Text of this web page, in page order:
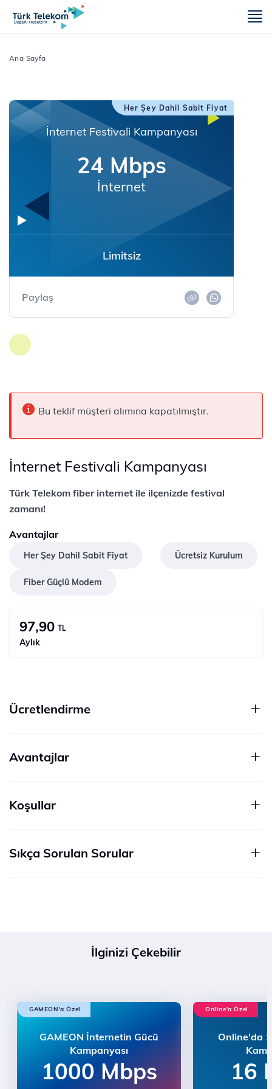
Ana Sayfa
Her Şey Dahil Sabit Fiyat
İnternet Festivali Kampanyası
24 Mbps
İnternet
Limitsiz
Paylaş
Bu teklif müşteri alımına kapatılmıştır.
İnternet Festivali Kampanyası
Türk Telekom fiber internet ile ilçenizde festival
zamanı!
Avantajlar
Her Şey Dahil Sabit Fiyat Ücretsiz Kurulum
Fiber Güçlü Modem
97,90 TL
Aylık
Ücretlendirme
Avantajlar
Koşullar
Sıkça Sorulan Sorular
İlginizi Çekebilir
GAMEON'a Özel
GAMEON İnternetin Gücü
Kampanyası
1000 Mbps
Online'a Özel
Online'da
16